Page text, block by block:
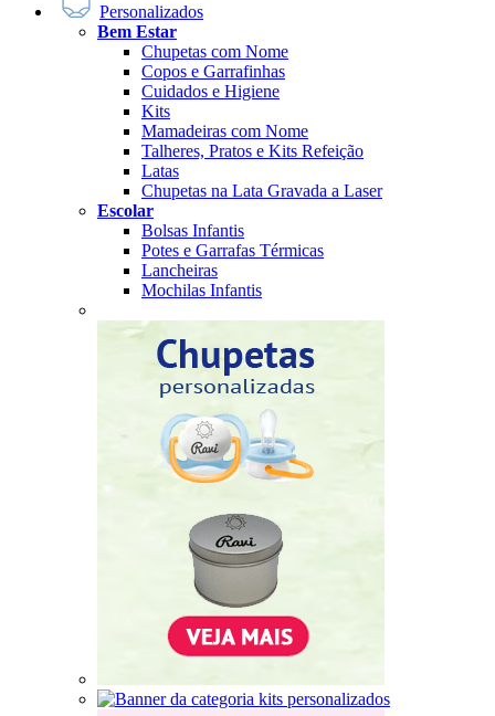
Personalizados
Bem Estar
Chupetas com Nome
Copos e Garrafinhas
Cuidados e Higiene
Kits
Mamadeiras com Nome
Talheres, Pratos e Kits Refeição
Latas
Chupetas na Lata Gravada a Laser
Escolar
Bolsas Infantis
Potes e Garrafas Térmicas
Lancheiras
Mochilas Infantis